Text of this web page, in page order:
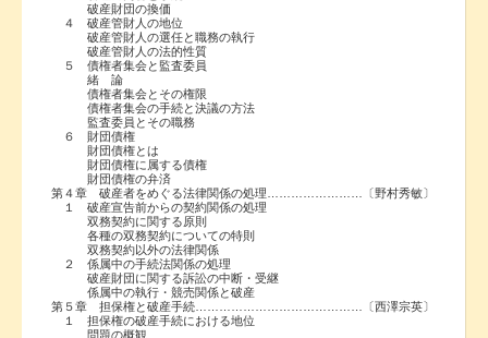
破産財団の換価
４ 破産管財人の地位
破産管財人の選任と職務の執行
破産管財人の法的性質
５ 債権者集会と監査委員
緒 論
債権者集会とその権限
債権者集会の手続と決議の方法
監査委員とその職務
６ 財団債権
財団債権とは
財団債権に属する債権
財団債権の弁済
第４章 破産者をめぐる法律関係の処理……………………〔野村秀敏〕
１ 破産宣告前からの契約関係の処理
双務契約に関する原則
各種の双務契約についての特則
双務契約以外の法律関係
２ 係属中の手続法関係の処理
破産財団に関する訴訟の中断・受継
係属中の執行・競売関係と破産
第５章 担保権と破産手続……………………………………〔西澤宗英〕
１ 担保権の破産手続における地位
問題の概観